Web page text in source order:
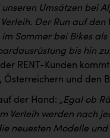
Umsätzen bei
Der Run auf den
Sommer bei Bikes
bis hin
RENT-Kunden
und den
der Hand: „Egal ob
Verleih werden nach
neuesten Modelle